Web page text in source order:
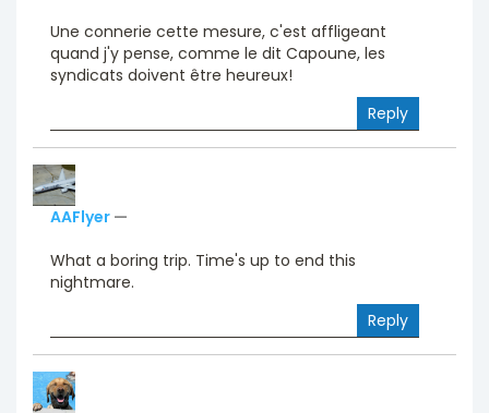
Une connerie cette mesure, c'est affligeant
quand j'y pense, comme le dit Capoune, les
syndicats doivent être heureux!
Reply
AAFlyer —
What a boring trip. Time's up to end this
nightmare.
Reply